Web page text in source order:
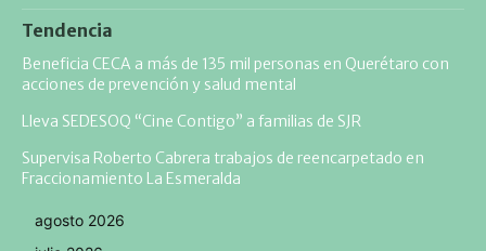
Tendencia
Beneficia CECA a más de 135 mil personas en Querétaro con
acciones de prevención y salud mental
Lleva SEDESOQ “Cine Contigo” a familias de SJR
Supervisa Roberto Cabrera trabajos de reencarpetado en
Fraccionamiento La Esmeralda
agosto 2026